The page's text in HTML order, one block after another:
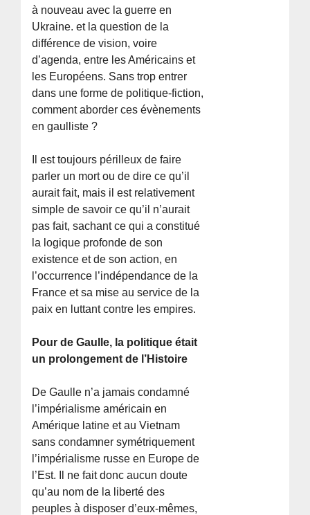
à nouveau avec la guerre en
Ukraine. et la question de la
différence de vision, voire
d’agenda, entre les Américains et
les Européens. Sans trop entrer
dans une forme de politique-fiction,
comment aborder ces évènements
en gaulliste ?
Il est toujours périlleux de faire
parler un mort ou de dire ce qu’il
aurait fait, mais il est relativement
simple de savoir ce qu’il n’aurait
pas fait, sachant ce qui a constitué
la logique profonde de son
existence et de son action, en
l’occurrence l’indépendance de la
France et sa mise au service de la
paix en luttant contre les empires.
Pour de Gaulle, la politique était
un prolongement de l’Histoire
De Gaulle n’a jamais condamné
l’impérialisme américain en
Amérique latine et au Vietnam
sans condamner symétriquement
l’impérialisme russe en Europe de
l’Est. Il ne fait donc aucun doute
qu’au nom de la liberté des
peuples à disposer d’eux-mêmes,